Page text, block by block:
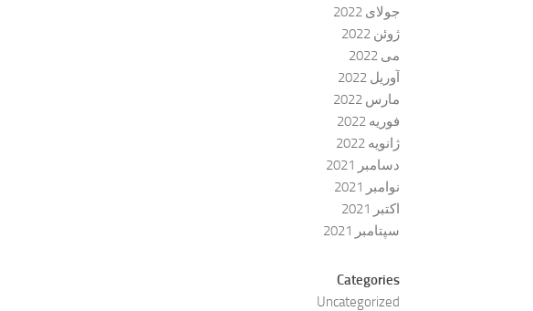
جولای 2022
ژوئن 2022
می 2022
آوریل 2022
مارس 2022
فوریه 2022
ژانویه 2022
دسامبر 2021
نوامبر 2021
اکتبر 2021
سپتامبر 2021
Categories
Uncategorized